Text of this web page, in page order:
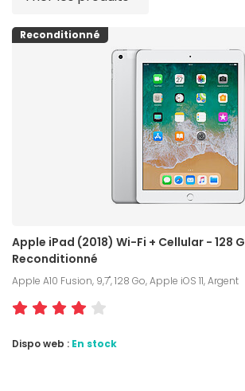
Reconditionné
Apple iPad (2018) Wi-Fi + Cellular - 128
Reconditionné
Apple A10 Fusion, 9,7", 128 Go, Apple iOS 11, Argent
Dispo web : En stock